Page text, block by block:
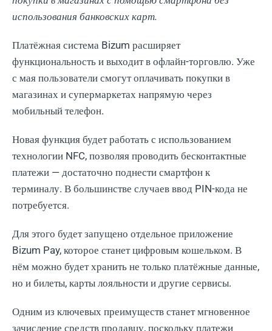
использования банковских карт.
Платёжная система Bizum расширяет
функциональность и выходит в офлайн-торговлю. Уже
с мая пользователи смогут оплачивать покупки в
магазинах и супермаркетах напрямую через
мобильный телефон.
Новая функция будет работать с использованием
технологии NFC, позволяя проводить бесконтактные
платежи — достаточно поднести смартфон к
терминалу. В большинстве случаев ввод PIN-кода не
потребуется.
Для этого будет запущено отдельное приложение
Bizum Pay, которое станет цифровым кошельком. В
нём можно будет хранить не только платёжные данные,
но и билеты, карты лояльности и другие сервисы.
Одним из ключевых преимуществ станет мгновенное
зачисление средств продавцу, поскольку платежи